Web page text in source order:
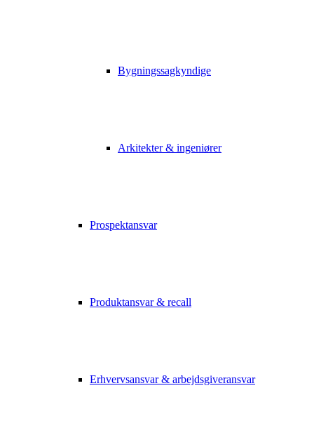
Bygningssagkyndige
Arkitekter & ingeniører
Prospektansvar
Produktansvar & recall
Erhvervsansvar & arbejdsgiveransvar